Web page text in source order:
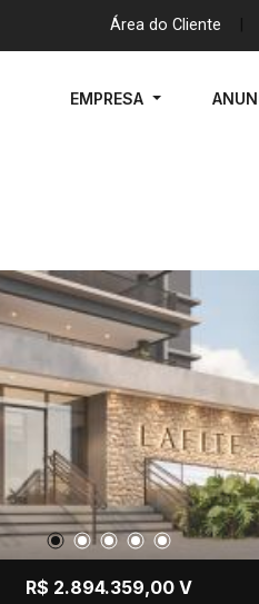
Área do Cliente
EMPRESA
R$ 2.894.359,00 V